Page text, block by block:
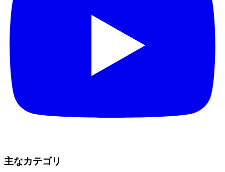
主なカテゴリ